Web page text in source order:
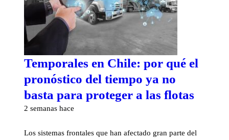
Temporales en Chile: por qué el
pronóstico del tiempo ya no
basta para proteger a las flotas
2 semanas hace
Los sistemas frontales que han afectado gran parte del